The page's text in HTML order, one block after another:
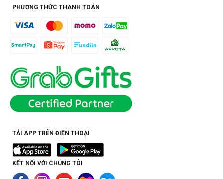
PHƯƠNG THỨC THANH TOÁN
TẢI APP TRÊN ĐIỆN THOẠI
KẾT NỐI VỚI CHÚNG TÔI